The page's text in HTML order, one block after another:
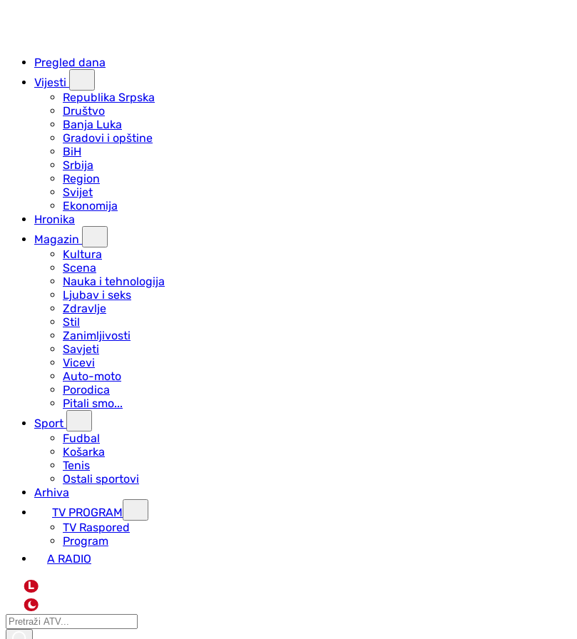
Pregled dana
Vijesti
Republika Srpska
Društvo
Banja Luka
Gradovi i opštine
BiH
Srbija
Region
Svijet
Ekonomija
Hronika
Magazin
Kultura
Scena
Nauka i tehnologija
Ljubav i seks
Zdravlje
Stil
Zanimljivosti
Savjeti
Vicevi
Auto-moto
Porodica
Pitali smo...
Sport
Fudbal
Košarka
Tenis
Ostali sportovi
Arhiva
TV PROGRAM
ТV Raspored
Program
A RADIO
L